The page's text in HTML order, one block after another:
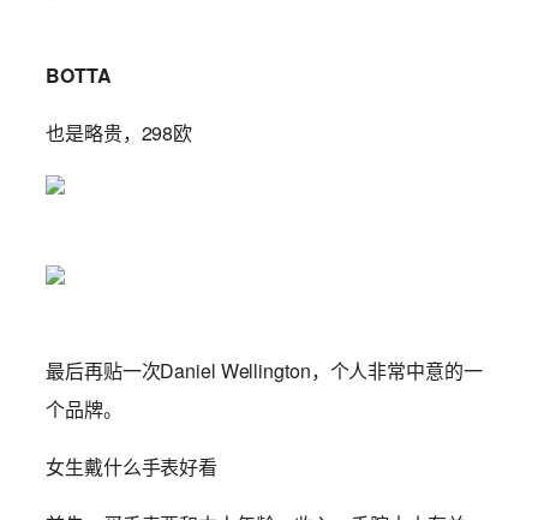
BOTTA
也是略贵，298欧
最后再贴一次Daniel Wellington，个人非常中意的一
个品牌。
女生戴什么手表好看